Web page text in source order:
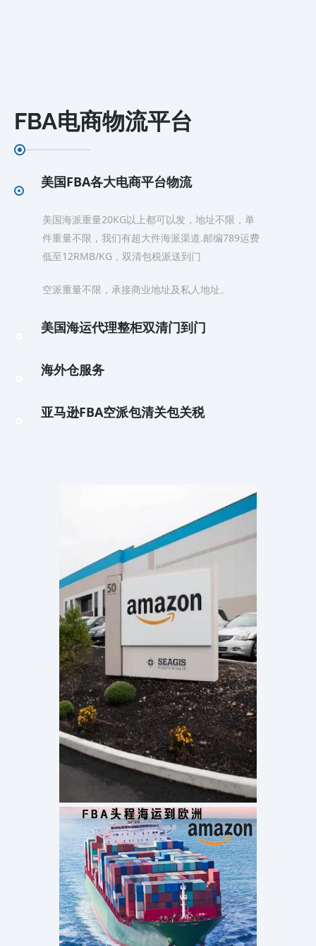
FBA电商物流平台
美国FBA各大电商平台物流
美国海派重量20KG以上都可以发，地址不限，单
件重量不限，我们有超大件海派渠道.邮编789运费
低至12RMB/KG，双清包税派送到门
空派重量不限，承接商业地址及私人地址。
美国海运代理整柜双清门到门
海外仓服务
亚马逊FBA空派包清关包关税